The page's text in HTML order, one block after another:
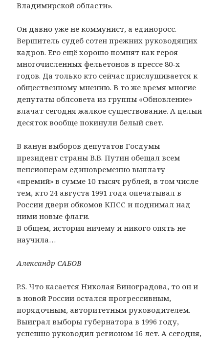
Владимирской области».
Он давно уже не коммунист, а единоросс.
Вершитель судеб сотен прежних руководящих
кадров. Его ещё хорошо помнят как героя
многочисленных фельетонов в прессе 80-х
годов. Да только кто сейчас прислушивается к
общественному мнению. В то же время многие
депутаты облсовета из группы «Обновление»
влачат сегодня жалкое существование. А целый
десяток вообще покинули белый свет.
В канун выборов депутатов Госдумы
президент страны В.В. Путин обещал всем
пенсионерам единовременно выплату
«премий» в сумме 10 тысяч рублей, в том числе
тем, кто 24 августа 1991 года опечатывал в
России двери обкомов КПСС и поднимал над
ними новые флаги.
В общем, история ничему и никого опять не
научила…
Александр САБОВ
P.S. Что касается Николая Виноградова, то он и
в новой России остался прогрессивным,
порядочным, авторитетным руководителем.
Выиграл выборы губернатора в 1996 году,
успешно руководил регионом 16 лет. А сегодня,